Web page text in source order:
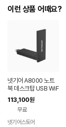
이런 상품 어때요?
넷기어 A8000 노트
북 데스크탑 USB WiF
i 무선랜카드 어댑터 A
XE3000
113,100원
무료
넷기어스토어